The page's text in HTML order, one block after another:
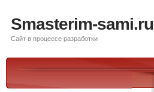
Smasterim-sami.ru
Сайт в процессе разработки